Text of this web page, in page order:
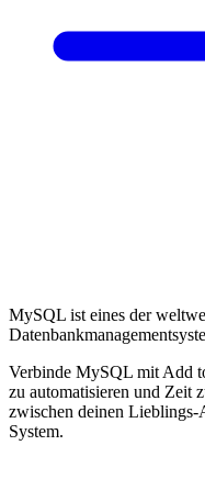
MySQL ist eines der
Verbinde MySQL mit Add
zu automatisieren und Zeit
zwischen deinen Lieblings-
System.